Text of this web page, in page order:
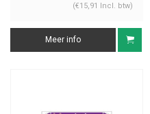
(€15,91 Incl. btw)
Meer info